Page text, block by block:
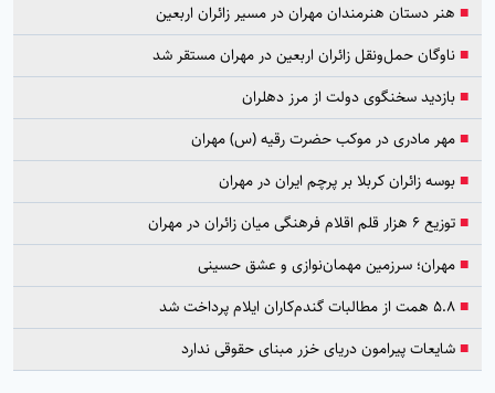
■ هنر دستان هنرمندان مهران در مسیر زائران اربعین
■ناوگان حمل‌ونقل زائران اربعین در مهران مستقر شد
■بازدید سخنگوی دولت از مرز دهلران
■مهر مادری در موکب حضرت رقیه (س) مهران
■بوسه زائران کربلا بر پرچم ایران در مهران
■توزیع ۶ هزار قلم اقلام فرهنگی میان زائران در مهران
■مهران؛ سرزمین مهمان‌نوازی و عشق حسینی
■۵.۸ همت از مطالبات گندم‌کاران ایلام پرداخت شد
■شایعات پیرامون دریای خزر مبنای حقوقی ندارد